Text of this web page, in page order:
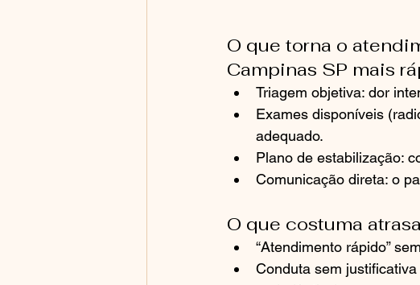
O que torna o
Campinas SP mais
Triagem objetiva: dor
Exames disponíveis
adequado.
Plano de estabilização:
Comunicação direta: o
O que costuma
“Atendimento rápido”
Conduta sem